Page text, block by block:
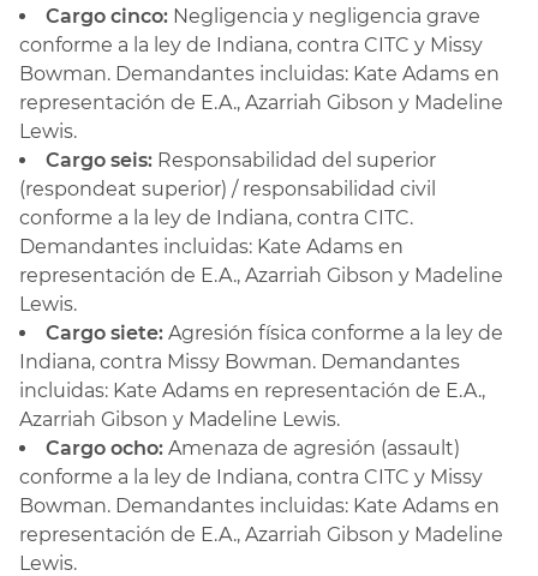
Cargo cinco: Negligencia y negligencia grave
conforme a la ley de Indiana, contra CITC y Missy
Bowman. Demandantes incluidas: Kate Adams en
representación de E.A., Azarriah Gibson y Madeline
Lewis.
Cargo seis: Responsabilidad del superior
(respondeat superior) / responsabilidad civil
conforme a la ley de Indiana, contra CITC.
Demandantes incluidas: Kate Adams en
representación de E.A., Azarriah Gibson y Madeline
Lewis.
Cargo siete: Agresión física conforme a la ley de
Indiana, contra Missy Bowman. Demandantes
incluidas: Kate Adams en representación de E.A.,
Azarriah Gibson y Madeline Lewis.
Cargo ocho: Amenaza de agresión (assault)
conforme a la ley de Indiana, contra CITC y Missy
Bowman. Demandantes incluidas: Kate Adams en
representación de E.A., Azarriah Gibson y Madeline
Lewis.